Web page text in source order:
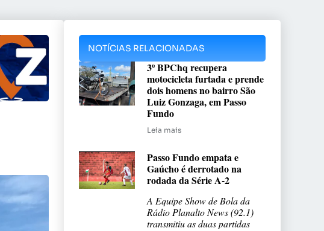
NOTÍCIAS RELACIONADAS
3º BPChq recupera
motocicleta furtada e prende
dois homens no bairro São
Luiz Gonzaga, em Passo
Fundo
Leia mais
Passo Fundo empata e
Gaúcho é derrotado na
rodada da Série A-2
A Equipe Show de Bola da
Rádio Planalto News (92.1)
transmitiu as duas partidas